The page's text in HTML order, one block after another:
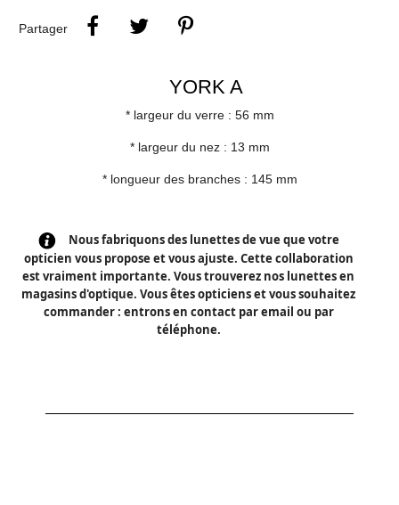
Partager
YORK A
* largeur du verre : 56 mm
* largeur du nez : 13 mm
* longueur des branches : 145 mm
Nous fabriquons des lunettes de vue que votre
opticien vous propose et vous ajuste. Cette collaboration
est vraiment importante. Vous trouverez nos lunettes en
magasins d'optique. Vous êtes opticiens et vous souhaitez
commander : entrons en contact par email ou par
téléphone.